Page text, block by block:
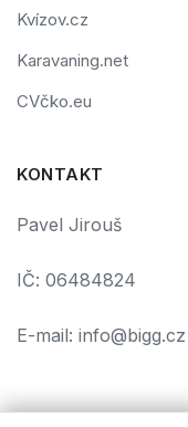
Kvízov.cz
Karavaning.net
CVčko.eu
KONTAKT
Pavel Jirouš
IČ: 06484824
E-mail: info@bigg.cz